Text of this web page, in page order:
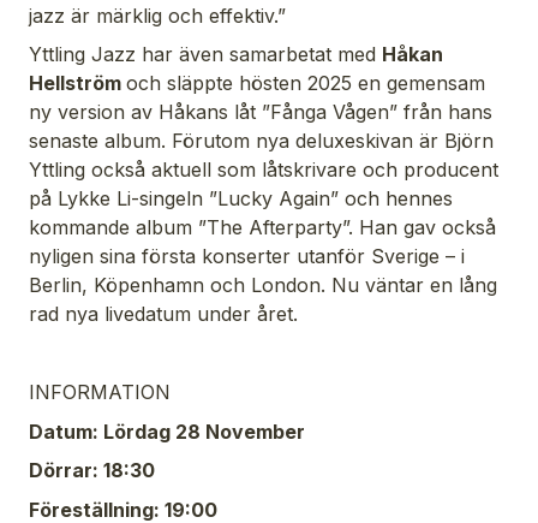
jazz är märklig och effektiv.”
Yttling Jazz har även samarbetat med Håkan
Hellström och släppte hösten 2025 en gemensam
ny version av Håkans låt ”Fånga Vågen” från hans
senaste album. Förutom nya deluxeskivan är Björn
Yttling också aktuell som låtskrivare och producent
på Lykke Li-singeln ”Lucky Again” och hennes
kommande album ”The Afterparty”. Han gav också
nyligen sina första konserter utanför Sverige – i
Berlin, Köpenhamn och London. Nu väntar en lång
rad nya livedatum under året.
INFORMATION
Datum: Lördag 28 November
Dörrar: 18:30
Föreställning: 19:00